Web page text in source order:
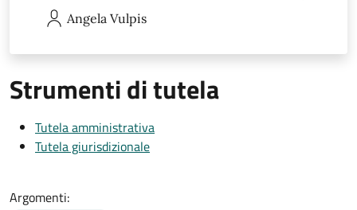
Angela Vulpis
Strumenti di tutela
Tutela amministrativa
Tutela giurisdizionale
Argomenti: